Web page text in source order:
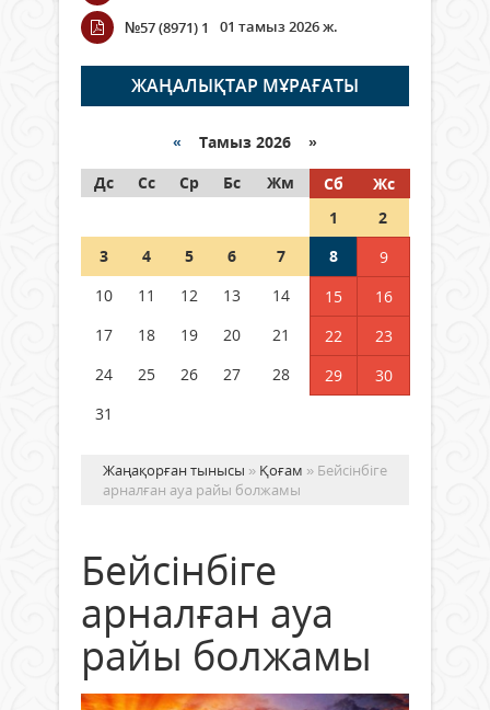
Wi-Fi ҚАБЫРҒА АРҚЫЛЫ ҚАЛАЙ
ӨТЕДІ?
06 тамыз 2026 ж. 259
граждане Казахстана,
05 тамыз 2026 ж. 141
Шетелде жүрген Қазақстан
азаматтары қалай дауыс бере
№57 (8971) 1
01 тамыз 2026 ж.
ЖАҢАЛЫҚТАР МҰРАҒАТЫ
« Тамыз 2026 »
Дс
Сс Ср Бс Жм Сб
Жс
1
2
3
4 5 6 7 8
9
10
11 12 13 14 15
16
17
18 19 20 21 22
23
24
25 26 27 28 29
30
31
Жаңақорған тынысы » Қоғам » Бейсінбіге
арналған ауа райы болжамы
Бейсінбіге
арналған ауа
райы болжамы